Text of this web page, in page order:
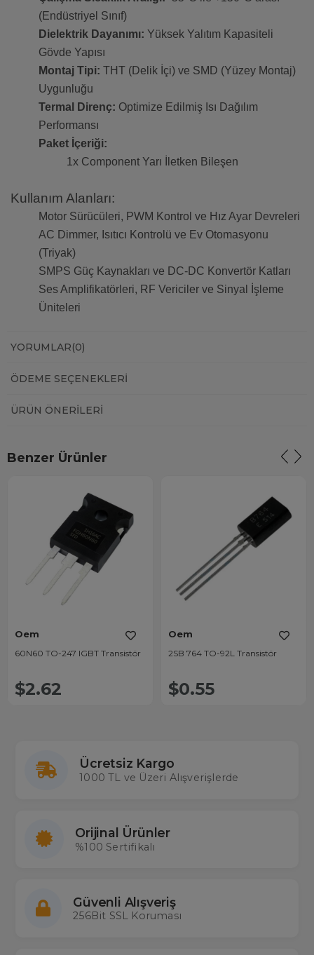
(Endüstriyel Sınıf)
Dielektrik Dayanımı: Yüksek Yalıtım Kapasiteli
Gövde Yapısı
Montaj Tipi: THT (Delik İçi) ve SMD (Yüzey Montaj)
Uygunluğu
Termal Direnç: Optimize Edilmiş Isı Dağılım
Performansı
Paket İçeriği:
1x Component Yarı İletken Bileşen
Kullanım Alanları:
Motor Sürücüleri, PWM Kontrol ve Hız Ayar Devreleri
AC Dimmer, Isıtıcı Kontrolü ve Ev Otomasyonu
(Triyak)
SMPS Güç Kaynakları ve DC-DC Konvertör Katları
Ses Amplifikatörleri, RF Vericiler ve Sinyal İşleme
Üniteleri
YORUMLAR(0)
ÖDEME SEÇENEKLERI
ÜRÜN ÖNERILERI
Benzer Ürünler
Oem
60N60 TO-247 IGBT Transistör
$2.62
Oem
2SB 764 TO-92L Transistör
$0.55
Ücretsiz Kargo
1000 TL ve Üzeri Alışverişlerde
Orijinal Ürünler
%100 Sertifikalı
Güvenli Alışveriş
256Bit SSL Koruması